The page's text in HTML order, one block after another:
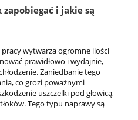
i jakie są
wytwarza ogromne ilości
prawidłowo i wydajnie,
Zaniedbanie tego
co grozi poważnymi
uszczelki pod głowicą,
Tego typu naprawy są